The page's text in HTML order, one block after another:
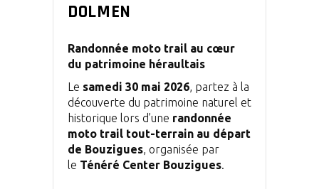
DOLMEN
Randonnée moto trail au cœur
du patrimoine héraultais
Le samedi 30 mai 2026, partez à la
découverte du patrimoine naturel et
historique lors d’une randonnée
moto trail tout-terrain au départ
de Bouzigues, organisée par
le Ténéré Center Bouzigues.